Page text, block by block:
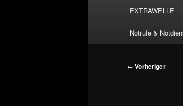
EXTRAWELLE
Notrufe &
Beitragsnavigation
← Vorheriger